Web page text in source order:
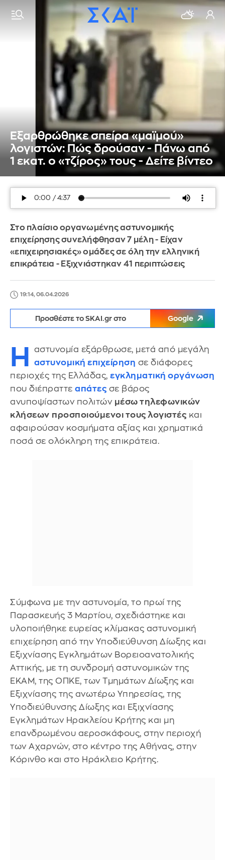
Εξαρθρώθηκε σπείρα «μαϊμού»
λογιστών: Πώς δρούσαν - Πάνω από
1 εκατ. ο «τζίρος» τους - Δείτε βίντεο
Στο πλαίσιο οργανωμένης αστυνομικής
επιχείρησης συνελήφθησαν 7 μέλη - Είχαν
«επιχειρησιακές» ομάδες σε όλη την ελληνική
επικράτεια - Εξιχνιάστηκαν 41 περιπτώσεις
19:14, 06.04.2026
Προσθέστε το SKAI.gr στο Google
Η
αστυνομία εξάρθρωσε, μετά από μεγάλη
αστυνομική επιχείρηση σε διάφορες
περιοχές της Ελλάδας, εγκληματική οργάνωση
που διέπραττε απάτες σε βάρος
ανυποψίαστων πολιτών μέσω τηλεφωνικών
κλήσεων προσποιούμενοι τους λογιστές και
αφαιρούσαν κοσμήματα αξίας και χρηματικά
ποσά σε ολόκληρη της επικράτεια.
Σύμφωνα με την αστυνομία, το πρωί της
Παρασκευής 3 Μαρτίου, σχεδιάστηκε και
υλοποιήθηκε ευρείας κλίμακας αστυνομική
επιχείρηση από την Υποδιεύθυνση Δίωξης και
Εξιχνίασης Εγκλημάτων Βορειοανατολικής
Αττικής, με τη συνδρομή αστυνομικών της
ΕΚΑΜ, της ΟΠΚΕ, των Τμημάτων Δίωξης και
Εξιχνίασης της ανωτέρω Υπηρεσίας, της
Υποδιεύθυνσης Δίωξης και Εξιχνίασης
Εγκλημάτων Ηρακλείου Κρήτης και μη
επανδρωμένου αεροσκάφους, στην περιοχή
των Αχαρνών, στο κέντρο της Αθήνας, στην
Κόρινθο και στο Ηράκλειο Κρήτης.